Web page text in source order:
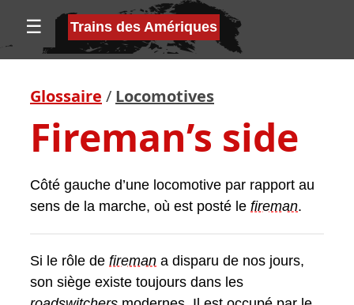
☰ Trains des Amériques
Glossaire / Locomotives
Fireman’s side
Côté gauche d’une locomotive par rapport au
sens de la marche, où est posté le fireman.
Si le rôle de fireman a disparu de nos jours,
son siège existe toujours dans les